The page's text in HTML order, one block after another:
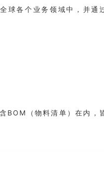
球各个业务领域中，并通
BOM（物料清单）在内，